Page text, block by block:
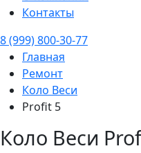
Контакты
8 (999) 800-30-77
Главная
Ремонт
Коло Веси
Profit 5
Коло Веси